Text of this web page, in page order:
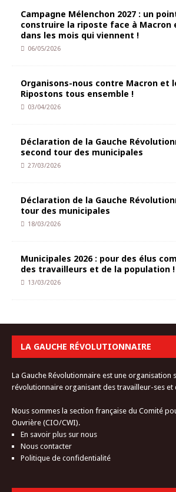
Campagne Mélenchon 2027 : un
construire la riposte face à Macron
dans les mois qui viennent !
06/05/2026
Organisons-nous contre Macron et
Ripostons tous ensemble !
03/04/2026
Déclaration de la Gauche
second tour des municipales
27/03/2026
Déclaration de la Gauche
tour des municipales
18/03/2026
Municipales 2026 : pour des élus
des travailleurs et de la population !
13/03/2026
LA GAUCHE RÉVOLUTIONNAIRE
La Gauche Révolutionnaire est une organisation
révolutionnaire organisant des travailleur-ses et
Nous sommes la section française du Comité
Ouvrière (CIO/CWI).
En savoir plus sur nous
Nous contacter
Politique de confidentialité